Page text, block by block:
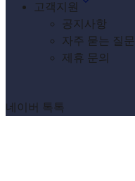
고객지원
공지사항
자주 묻는 질문
제휴 문의
네이버 톡톡